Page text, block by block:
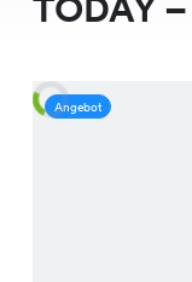
Angebot